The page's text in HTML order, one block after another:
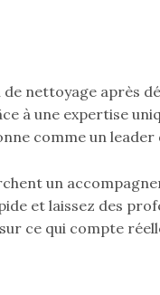
nettoyage après
à une expertise
comme un leader
un
et laissez des
ce qui compte